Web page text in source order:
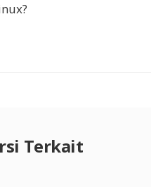
Terkait